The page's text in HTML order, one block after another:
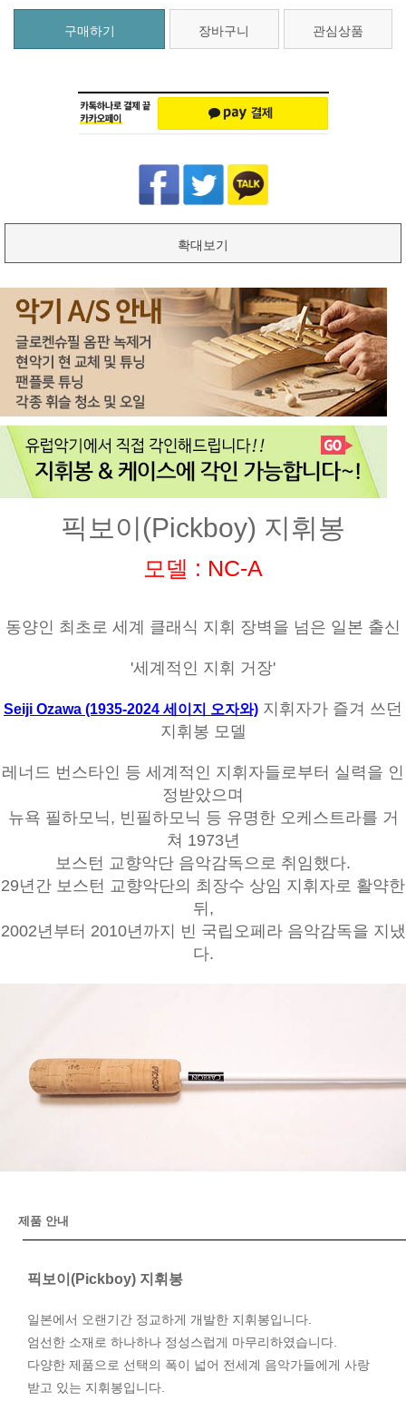
구매하기 장바구니 관심상품
확대보기
픽보이(Pickboy) 지휘봉
모델 : NC-A
동양인 최초로 세계 클래식 지휘 장벽을 넘은 일본 출신
'세계적인 지휘 거장'
Seiji Ozawa (1935-2024 세이지 오자와) 지휘자가 즐겨 쓰던
지휘봉 모델
레너드 번스타인 등 세계적인 지휘자들로부터 실력을 인
정받았으며
뉴욕 필하모닉, 빈필하모닉 등 유명한 오케스트라를 거
쳐 1973년
보스턴 교향악단 음악감독으로 취임했다.
29년간 보스턴 교향악단의 최장수 상임 지휘자로 활약한
뒤,
2002년부터 2010년까지 빈 국립오페라 음악감독을 지냈
다.
제품 안내
픽보이(Pickboy) 지휘봉
일본에서 오랜기간 정교하게 개발한 지휘봉입니다.
엄선한 소재로 하나하나 정성스럽게 마무리하였습니다.
다양한 제품으로 선택의 폭이 넓어 전세계 음악가들에게 사랑
받고 있는 지휘봉입니다.